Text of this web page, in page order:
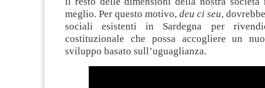
meglio. Per questo motivo, deu ci seu,
sociali esistenti in Sardegna per
costituzionale che possa accogliere un
sviluppo basato sull’uguaglianza.